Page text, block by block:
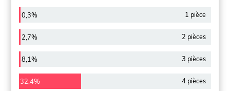
0,3% 1 pièce
2,7% 2 pièces
8,1% 3 pièces
32,4% 4 pièces